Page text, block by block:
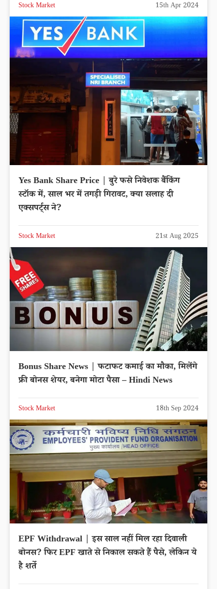
Stock Market 15th Apr 2024
Yes Bank Share Price | बुरे फसे निवेशक बैंकिंग
स्टॉक में, साल भर में तगड़ी गिरावट, क्या सलाह दी
एक्सपर्ट्स ने?
Stock Market 21st Aug 2025
Bonus Share News | फटाफट कमाई का मौका, मिलेंगे
फ्री बोनस शेयर, बनेगा मोटा पैसा – Hindi News
Stock Market 18th Sep 2024
EPF Withdrawal | इस साल नहीं मिल रहा दिवाली
बोनस? फिर EPF खाते से निकाल सकते हैं पैसे, लेकिन ये
है शर्ते